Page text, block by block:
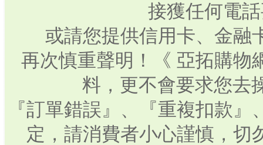
接獲任何電
或請您提供信用卡、金融
再次慎重聲明！《 亞拓購物
料，更不會要求您去
『訂單錯誤』、『重複扣款
定，請消費者小心謹慎，切